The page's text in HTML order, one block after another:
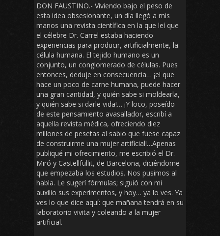
DON FAUSTINO.- Viviendo bajo el peso de
esta idea obsesionante, un día llegó a mis
manos una revista científica en la que leí que
el célebre Dr. Carrel estaba haciendo
experiencias para producir, artificialmente, la
célula humana. El tejido humano es un
conjunto, un conglomerado de células. Pues
entonces, deduje en consecuencia… ¡el que
hace un poco de carne humana, puede hacer
una gran cantidad, y quién sabe si moldearla,
y quién sabe si darle vida!… ¡Y loco, poseído
de este pensamiento avasallador, escribí a
aquella revista médica, ofreciendo diez
millones de pesetas al sabio que fuese capaz
de construirme una mujer artificial!…Apenas
publiqué mi ofrecimiento, me escribió el Dr.
Miró y Castellfullit, de Barcelona, diciéndome
que empezaba los estudios. Nos pusimos al
habla. Le sugerí fórmulas; siguió con mi
auxilio sus experimentos, y hoy… ya lo ves. Ya
ves lo que dice aquí: que mañana tendrá en su
laboratorio vivita y coleando a la mujer
artificial.